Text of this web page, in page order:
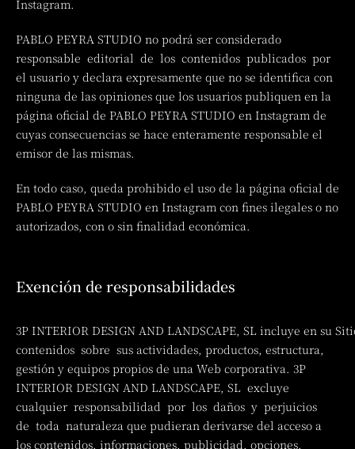
Instagram.
PABLO PEYRA STUDIO no podrá ser considerado
responsable editorial de los contenidos publicados por
el usuario y declara expresamente que no se identifica con
ninguna de las opiniones que los usuarios publiquen en la
página oficial de PABLO PEYRA STUDIO en Instagram de
cuyas consecuencias se hace enteramente responsable el
emisor de las mismas.
En todo caso, queda prohibido el uso de la página oficial de
PABLO PEYRA STUDIO en Instagram con fines ilegales o no
autorizados, con o sin finalidad económica.
Exención de responsabilidades
3P INTERIOR DESIGN AND LANDSCAPE, SL incluye en su
contenidos sobre sus actividades, productos, estructura,
gestión y equipos propios de una Web corporativa. 3P
INTERIOR DESIGN AND LANDSCAPE, SL excluye
cualquier responsabilidad por los daños y perjuicios
de toda naturaleza que pudieran derivarse del acceso a
los contenidos, informaciones, publicidad, opciones,